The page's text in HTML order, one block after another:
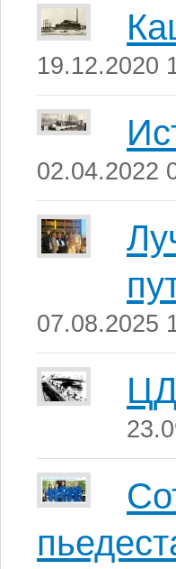
19.12.2020
02.04.2022
07.08.2025